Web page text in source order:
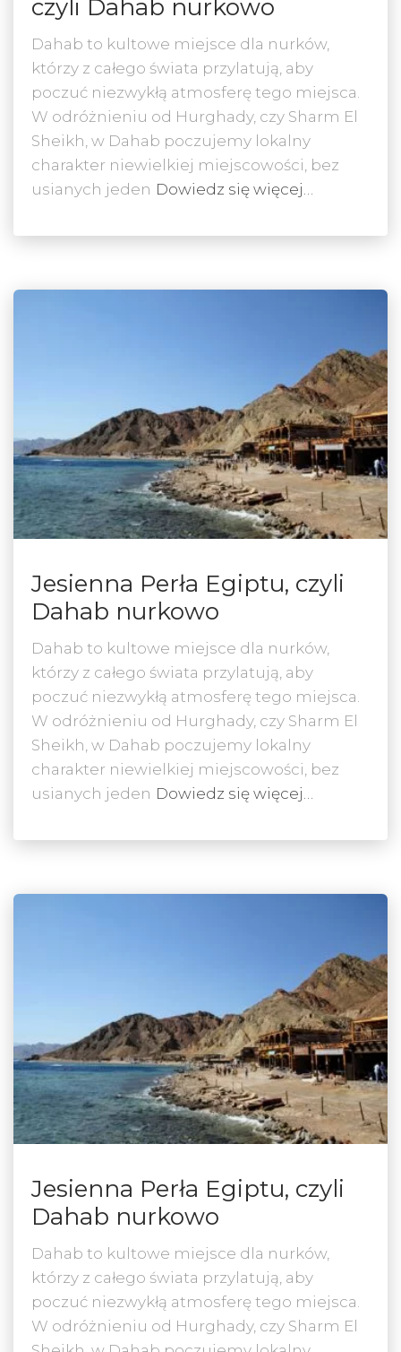
czyli Dahab nurkowo
Dahab to kultowe miejsce dla nurków,
którzy z całego świata przylatują, aby
poczuć niezwykłą atmosferę tego miejsca.
W odróżnieniu od Hurghady, czy Sharm El
Sheikh, w Dahab poczujemy lokalny
charakter niewielkiej miejscowości, bez
usianych jeden Dowiedz się więcej…
Jesienna Perła Egiptu, czyli
Dahab nurkowo
Dahab to kultowe miejsce dla nurków,
którzy z całego świata przylatują, aby
poczuć niezwykłą atmosferę tego miejsca.
W odróżnieniu od Hurghady, czy Sharm El
Sheikh, w Dahab poczujemy lokalny
charakter niewielkiej miejscowości, bez
usianych jeden Dowiedz się więcej…
Jesienna Perła Egiptu, czyli
Dahab nurkowo
Dahab to kultowe miejsce dla nurków,
którzy z całego świata przylatują, aby
poczuć niezwykłą atmosferę tego miejsca.
W odróżnieniu od Hurghady, czy Sharm El